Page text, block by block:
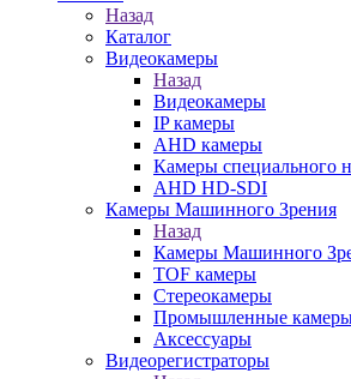
Назад
Каталог
Видеокамеры
Назад
Видеокамеры
IP камеры
AHD камеры
Камеры специального
AHD HD-SDI
Камеры Машинного Зрения
Назад
Камеры Машинного
TOF камеры
Стереокамеры
Промышленные
Аксессуары
Видеорегистраторы